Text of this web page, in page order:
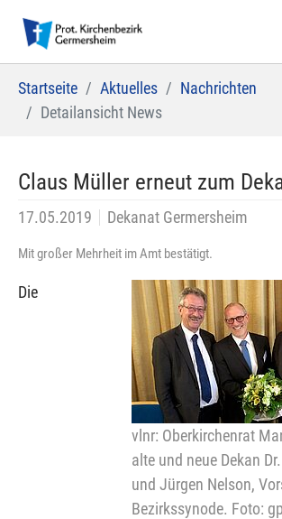
Startseite Aktuelles
Nachrichten
Detailansicht News
Claus Müller erneut zum
17.05.2019 Dekanat Germersheim
Mit großer Mehrheit im Amt bestätigt.
vlnr: Oberkirchenrat
alte und neue Dekan
und Jürgen Nelson,
Bezirkssynode. Foto:
Die